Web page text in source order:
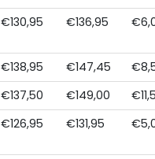
€130,95 €136,95
€138,95 €147,45
€137,50 €149,00
€126,95 €131,95